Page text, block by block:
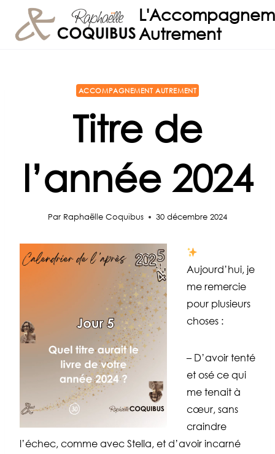
contenu
Autrement
ACCOMPAGNEMENT AUTREMENT
Titre de
l’année 2024
Par Raphaëlle Coquibus 30 décembre 2024
Aujourd’hui, je
me remercie
pour plusieurs
choses :
– D’avoir tenté
et osé ce qui
me tenait à
cœur, sans
craindre
l’échec, comme avec Stella, et d’avoir incarné